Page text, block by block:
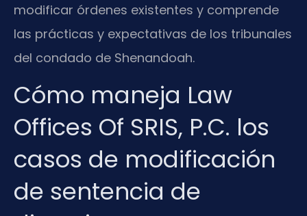
modificar órdenes existentes y comprende
las prácticas y expectativas de los tribunales
del condado de Shenandoah.
Cómo maneja Law
Offices Of SRIS, P.C. los
casos de modificación
de sentencia de